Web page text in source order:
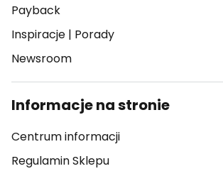
Payback
Inspiracje | Porady
Newsroom
Informacje na stronie
Centrum informacji
Regulamin Sklepu